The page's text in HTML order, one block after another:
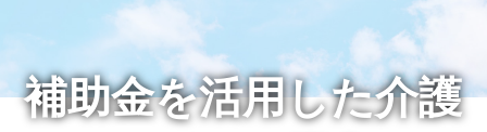
補助金を活用した介護